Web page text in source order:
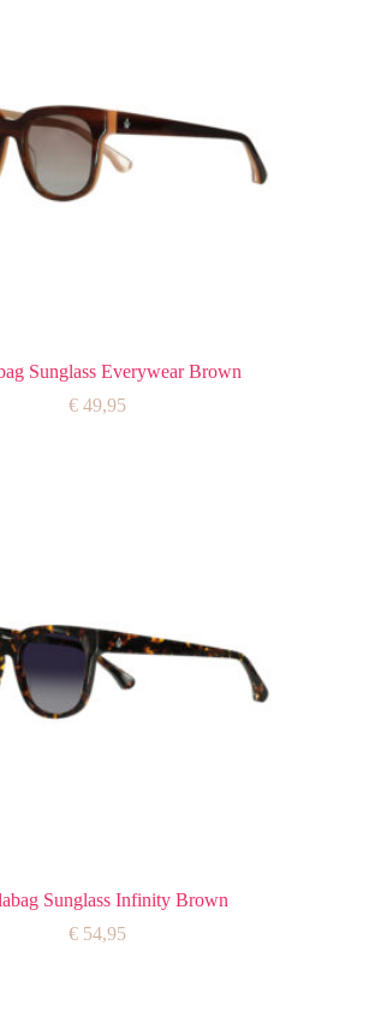
Sunglass Everywear Brown
€ 49,95
Sunglass Infinity Brown
€ 54,95